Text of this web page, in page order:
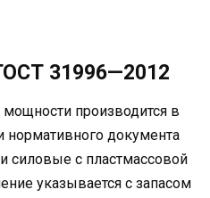
31996—2012
мощности производится в
нормативного документа
силовые с пластмассовой
указывается с запасом